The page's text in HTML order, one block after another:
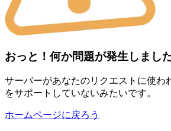
おっと！何か問題が発生しました
サーバーがあなたのリクエストに使わ
をサポートしていないみたいです。
ホームページに戻ろう